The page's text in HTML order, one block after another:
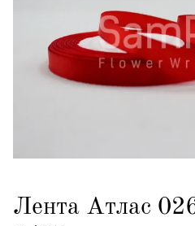
Лента Атлас